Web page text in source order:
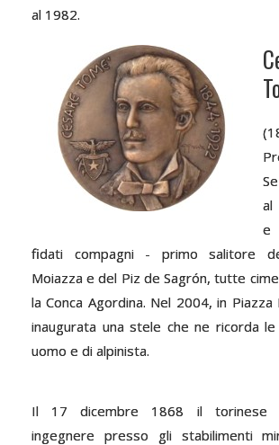
al 1982.
al
e
fidati compagni - primo salitore
Moiazza e del Piz de Sagrón, tutte
la Conca Agordina. Nel 2004, in
inaugurata una stele che ne ricorda
uomo e di alpinista.
Il 17 dicembre 1868 il torinese
ingegnere presso gli stabilimenti